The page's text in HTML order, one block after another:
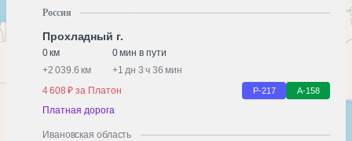
Россия
Прохладный г.
0 км
0 мин в пути
+2 039.6 км +1 дн 3 ч 36 мин
4 608 ₽ за Платон
Р-217 А-158
Платная дорога
Ивановская область